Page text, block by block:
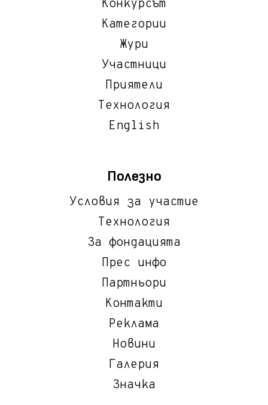
Конкурсът
Категории
Жури
Участници
Приятели
Технология
English
Полезно
Условия за участие
Технология
За фондацията
Прес инфо
Партньори
Контакти
Реклама
Новини
Галерия
Значка